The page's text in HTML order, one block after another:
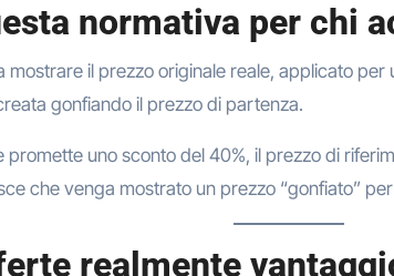
normativa per chi
il prezzo originale reale, applicato
gonfiando il prezzo di partenza.
uno sconto del 40%, il prezzo di
che venga mostrato un prezzo “gonfiato”
realmente